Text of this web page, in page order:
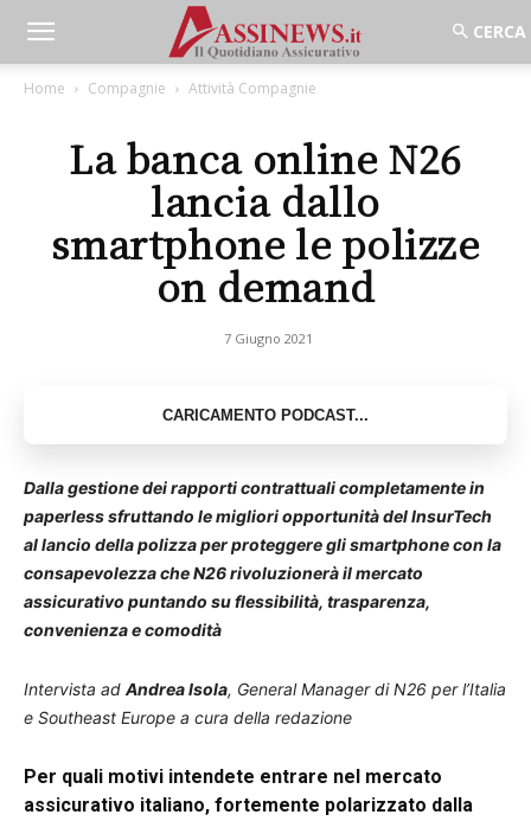
Home Compagnie Attività Compagnie
La banca online N26
lancia dallo
smartphone le polizze
on demand
7 Giugno 2021
Dalla gestione dei rapporti contrattuali completamente in
paperless sfruttando le migliori opportunità del InsurTech
al lancio della polizza per proteggere gli smartphone con la
consapevolezza che N26 rivoluzionerà il mercato
assicurativo puntando su flessibilità, trasparenza,
convenienza e comodità
Intervista ad Andrea Isola, General Manager di N26 per l’Italia
e Southeast Europe a cura della redazione
Per quali motivi intendete entrare nel mercato
assicurativo italiano, fortemente polarizzato dalla